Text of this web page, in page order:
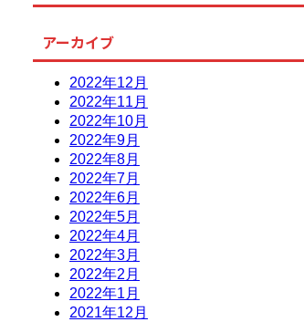
アーカイブ
2022年12月
2022年11月
2022年10月
2022年9月
2022年8月
2022年7月
2022年6月
2022年5月
2022年4月
2022年3月
2022年2月
2022年1月
2021年12月